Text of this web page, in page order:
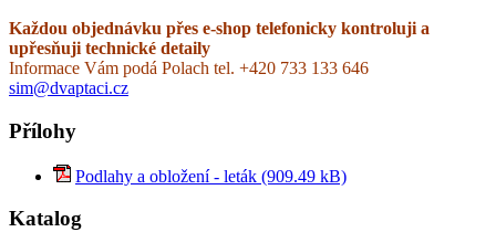
Každou objednávku přes e-shop telefonicky kontroluji a
upřesňuji technické detaily
Informace Vám podá Polach tel. +420 733 133 646
sim@dvaptaci.cz
Přílohy
Podlahy a obložení - leták (909.49 kB)
Katalog